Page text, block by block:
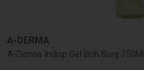
A-DERMA
A-Derma Indisp Gel Dch Surg 750Ml